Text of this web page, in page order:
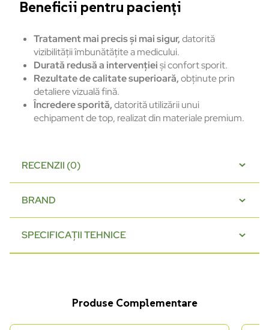
Beneficii pentru pacienți
Tratament mai precis și mai sigur,datorită
vizibilității îmbunătățite a medicului.
Durată redusă a intervențieiși confort sporit.
Rezultate de calitate superioară,obținute prin
detaliere vizuală fină.
Încredere sporită,datorită utilizării unui
echipament de top, realizat din materiale premium.
RECENZII (0)
BRAND
SPECIFICAȚII TEHNICE
Produse Complementare